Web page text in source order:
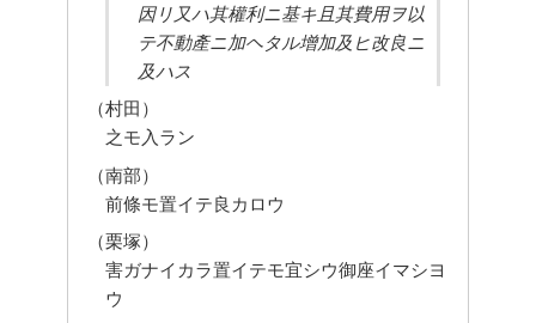
因リ又ハ其權利ニ基キ且其費用ヲ以
テ不動產ニ加ヘタル增加及ヒ改良ニ
及ハス
（村田）
之モ入ラン
（南部）
前條モ置イテ良カロウ
（栗塚）
害ガナイカラ置イテモ宜シウ御座イマシヨ
ウ